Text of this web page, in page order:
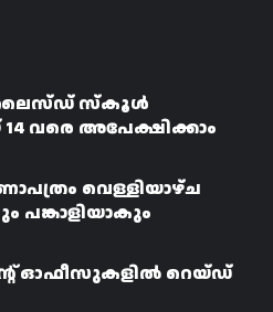
സ്കൂൾ
വരെ അപേക്ഷിക്കാം
വെള്ളിയാഴ്ച
പങ്കാളിയാകും
ഓഫീസുകളിൽ റെയ്ഡ്